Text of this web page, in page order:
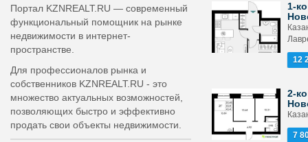
Портал KZNREALT.RU — современный
функциональный помощник на рынке
недвижимости в интернет-
пространстве.
Для профессионалов рынка и
собственников KZNREALT.RU - это
множество актуальных возможностей,
позволяющих быстро и эффективно
продать свои объекты недвижимости.
1-
12
2-
7